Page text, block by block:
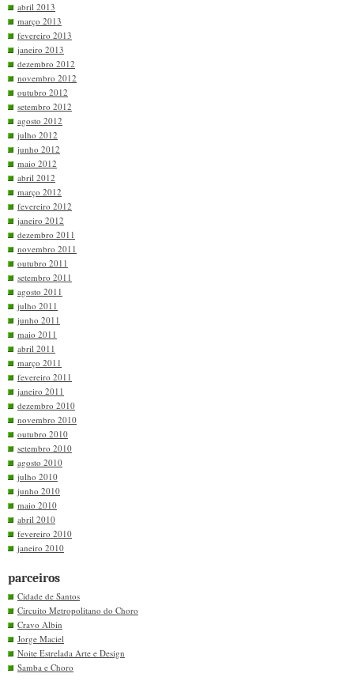
abril 2013
março 2013
fevereiro 2013
janeiro 2013
dezembro 2012
novembro 2012
outubro 2012
setembro 2012
agosto 2012
julho 2012
junho 2012
maio 2012
abril 2012
março 2012
fevereiro 2012
janeiro 2012
dezembro 2011
novembro 2011
outubro 2011
setembro 2011
agosto 2011
julho 2011
junho 2011
maio 2011
abril 2011
março 2011
fevereiro 2011
janeiro 2011
dezembro 2010
novembro 2010
outubro 2010
setembro 2010
agosto 2010
julho 2010
junho 2010
maio 2010
abril 2010
fevereiro 2010
janeiro 2010
parceiros
Cidade de Santos
Circuito Metropolitano do Choro
Cravo Albin
Jorge Maciel
Noite Estrelada Arte e Design
Samba e Choro